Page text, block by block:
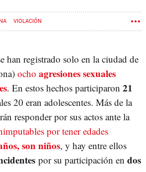
VIOLACIÓN
han registrado solo en la ciudad de
ocho agresiones sexuales
. En estos hechos participaron 21
20 eran adolescentes. Más de la
responder por sus actos ante la
por tener edades
son niños, y hay entre ellos
por su participación en dos